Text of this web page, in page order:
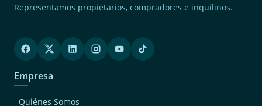
Representamos propietarios, compradores e inquilinos.
Empresa
Quiénes Somos